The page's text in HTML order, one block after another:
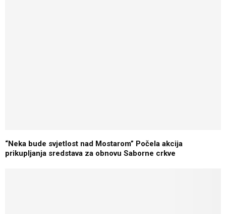
“Neka bude svjetlost nad Mostarom” Počela akcija
prikupljanja sredstava za obnovu Saborne crkve